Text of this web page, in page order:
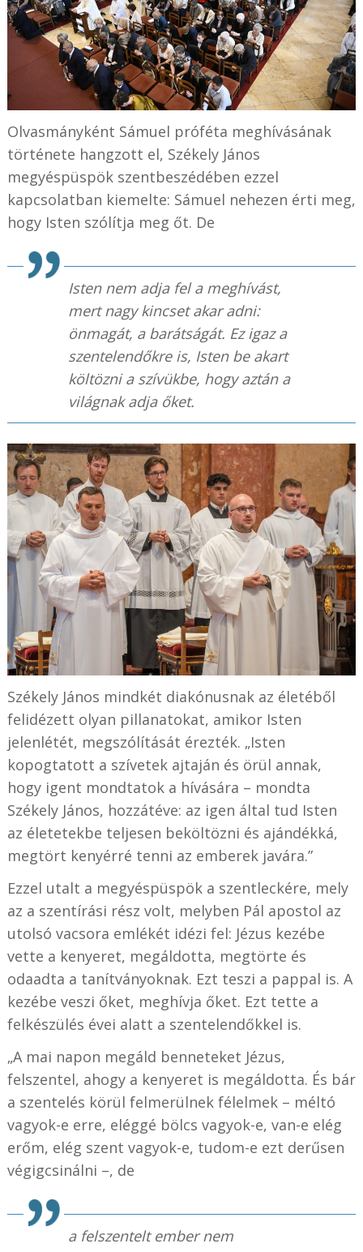
Olvasmányként Sámuel próféta meghívásának
története hangzott el, Székely János
megyéspüspök szentbeszédében ezzel
kapcsolatban kiemelte: Sámuel nehezen érti meg,
hogy Isten szólítja meg őt. De
Isten nem adja fel a meghívást,
mert nagy kincset akar adni:
önmagát, a barátságát. Ez igaz a
szentelendőkre is, Isten be akart
költözni a szívükbe, hogy aztán a
világnak adja őket.
Székely János mindkét diakónusnak az életéből
felidézett olyan pillanatokat, amikor Isten
jelenlétét, megszólítását érezték. „Isten
kopogtatott a szívetek ajtaján és örül annak,
hogy igent mondtatok a hívására – mondta
Székely János, hozzátéve: az igen által tud Isten
az életetekbe teljesen beköltözni és ajándékká,
megtört kenyérré tenni az emberek javára.”
Ezzel utalt a megyéspüspök a szentleckére, mely
az a szentírási rész volt, melyben Pál apostol az
utolsó vacsora emlékét idézi fel: Jézus kezébe
vette a kenyeret, megáldotta, megtörte és
odaadta a tanítványoknak. Ezt teszi a pappal is. A
kezébe veszi őket, meghívja őket. Ezt tette a
felkészülés évei alatt a szentelendőkkel is.
„A mai napon megáld benneteket Jézus,
felszentel, ahogy a kenyeret is megáldotta. És bár
a szentelés körül felmerülnek félelmek – méltó
vagyok-e erre, eléggé bölcs vagyok-e, van-e elég
erőm, elég szent vagyok-e, tudom-e ezt derűsen
végigcsinálni –, de
a felszentelt ember nem